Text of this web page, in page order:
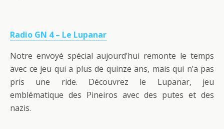
Radio GN 4 – Le Lupanar
Notre envoyé spécial aujourd’hui remonte le temps
avec ce jeu qui a plus de quinze ans, mais qui n’a pas
pris une ride. Découvrez le Lupanar, jeu
emblématique des Pineiros avec des putes et des
nazis.